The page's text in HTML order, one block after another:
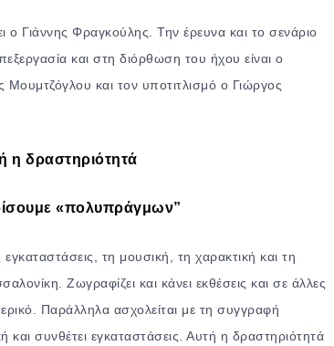
Γιάννης Φραγκούλης. Την έρευνα και το σενάριο
και στη διόρθωση του ήχου είναι ο
και τον υποτιτλισμό ο Γιώργος
η δραστηριότητά
«πολυπράγμων”
τη μουσική, τη χαρακτική και τη
Ζωγραφίζει και κάνει εκθέσεις και σε άλλες
Παράλληλα ασχολείται με τη συγγραφή
και συνθέτει εγκαταστάσεις. Αυτή η δραστηριότητά